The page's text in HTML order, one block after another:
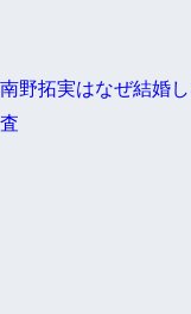
南野拓実はなぜ結婚
査